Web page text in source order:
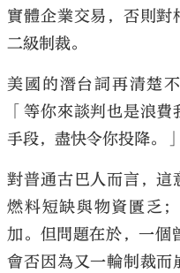
實體企業交易，否則
二級制裁。
美國的潛台詞再清楚
「等你來談判也是浪
手段，盡快令你投降。」
對普通古巴人而言，這
燃料短缺與物資匱乏
加。但問題在於，一個
會否因為又一輪制裁而